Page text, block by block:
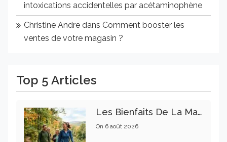
intoxications accidentelles par acétaminophène
Christine Andre dans Comment booster les
ventes de votre magasin ?
Top 5 Articles
Les Bienfaits De La Marche Sur La Santé Physique Et Mentale
On 6 août 2026